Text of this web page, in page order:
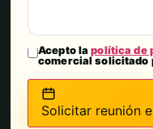
Acepto lapolítica de
comercial solicitado
Solicitar reunión